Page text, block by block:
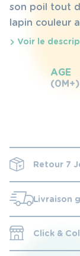
son poil tout
lapin couleur
ravira tous les
Lavable à 30°.
Voir le
AGE
(0M+)
Retour 7
Livraison
Click &